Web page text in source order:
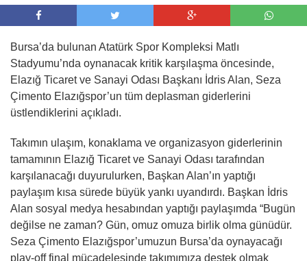
Bursa’da bulunan Atatürk Spor Kompleksi Matlı
Stadyumu’nda oynanacak kritik karşılaşma öncesinde,
Elazığ Ticaret ve Sanayi Odası Başkanı İdris Alan, Seza
Çimento Elazığspor’un tüm deplasman giderlerini
üstlendiklerini açıkladı.
Takımın ulaşım, konaklama ve organizasyon giderlerinin
tamamının Elazığ Ticaret ve Sanayi Odası tarafından
karşılanacağı duyurulurken, Başkan Alan’ın yaptığı
paylaşım kısa sürede büyük yankı uyandırdı. Başkan İdris
Alan sosyal medya hesabından yaptığı paylaşımda “Bugün
değilse ne zaman? Gün, omuz omuza birlik olma günüdür.
Seza Çimento Elazığspor’umuzun Bursa’da oynayacağı
play-off final mücadelesinde takımımıza destek olmak